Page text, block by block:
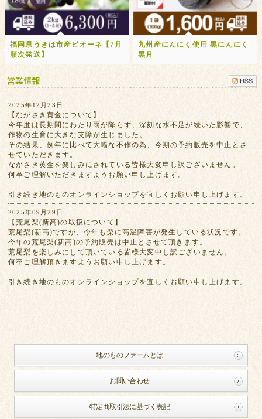
福岡県うきは市産ピオーネ【7月
順次発送】
九州産にんにく使用 黒にんにく
黒月
2025年12月23日
【ながさき黄金について】
今年度は長期間にわたり雨が降らず、深刻な水不足が続いた影響で、
作物の生育に大きな支障が生じました。
その結果、例年に比べて大幅な不作の為、今期の予約販売を中止とさ
せていただきます。
ながさき黄金を楽しみにされている皆様大変申し訳ございません。
何卒ご理解いただきますようお願い申し上げます。
引き続き地のものオンラインショップを宜しくお願い申し上げます。
2025年09月29日
【荒尾梨(新高)の取扱について】
荒尾梨(新高)ですが、今年も梨に高温障害が発生している状況です。
今年の荒尾梨(新高)の予約販売は中止とさせて頂きます。
荒尾梨を楽しみにして頂いている皆様大変申し訳ございません。
何卒ご理解頂きますようお願い申し上げます。
引き続き地のものオンラインショップを宜しくお願い申し上げます。
地のものファームとは
お問い合わせ
特定商取引法に基づく表記